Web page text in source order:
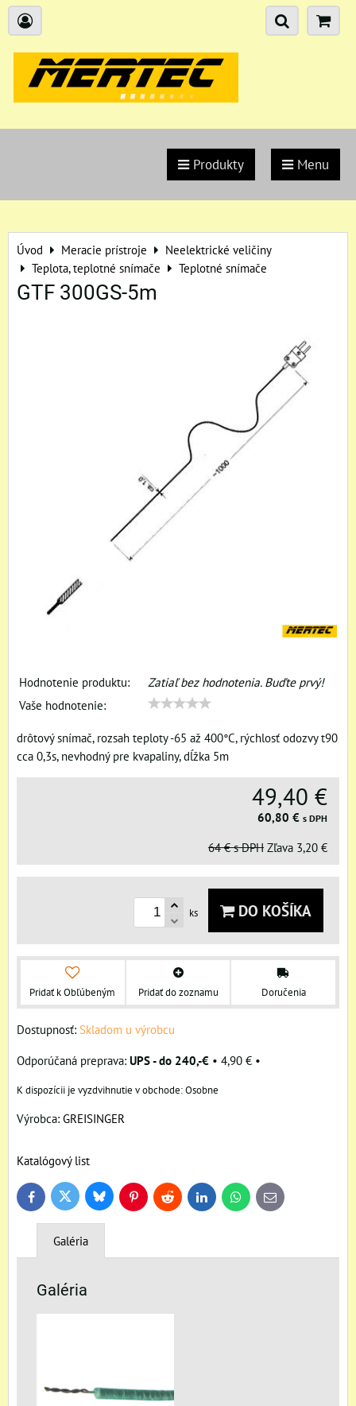
Produkty Menu
Úvod Meracie prístroje
Neelektrické veličiny
Teplota, teplotné snímače
Teplotné snímače
GTF 300GS-5m
Hodnotenie produktu:
Zatiaľ bez hodnotenia. Buďte prvý!
Vaše hodnotenie:
drôtový snímač, rozsah teploty -65 až 400°C, rýchlosť odozvy t90
cca 0,3s, nevhodný pre kvapaliny, dĺžka 5m
49,40 €
60,80 € s DPH
64 € s DPH Zľava 3,20 €
ks DO KOŠÍKA
Pridať k Obľúbeným Pridať do zoznamu Doručenia
Dostupnosť: Skladom u výrobcu
UPS - do 240,-€ • 4,90 € •
Osobne
Výrobca: GREISINGER
Katalógový list
FacebookTwitter BlueskyPinterestReddit LinkedInWhatsApp
E-
mail
Galéria
Galéria